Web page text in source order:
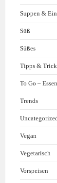
Suppen &
Süß
Süßes
Tipps &
To Go –
Trends
Vegan
Vegetarisch
Vorspeisen